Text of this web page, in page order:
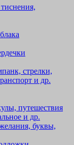
стрелки,
и др.
путешествия
и др.
буквы,